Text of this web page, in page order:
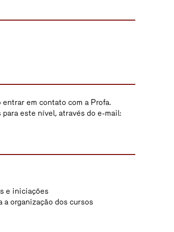
em contato com a Profa.
este nível, através do e-mail:
e iniciações
a organização dos cursos